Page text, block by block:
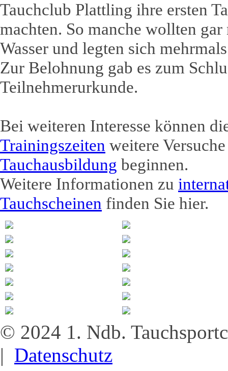
Tauchclub Plattling ihre ersten
machten. So manche wollten
Wasser und legten sich
Zur Belohnung gab es zum
Teilnehmerurkunde.
Bei weiteren Interesse können
Trainingszeiten weitere
Tauchausbildung beginnen.
Weitere Informationen zu
Tauchscheinen finden Sie hier.
© 2024 1. Ndb.
| Datenschutz